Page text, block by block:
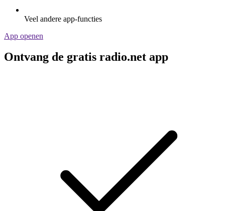
Veel andere app-functies
App openen
Ontvang de gratis radio.net app